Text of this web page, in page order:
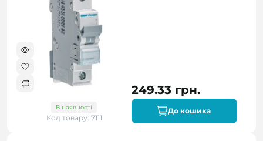
В наявності
Код товару: 7111
249.33 грн.
До кошика